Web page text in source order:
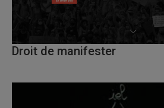
Droit de manifester